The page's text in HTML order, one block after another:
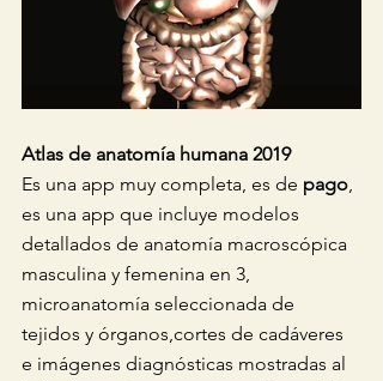
Atlas de anatomía humana 2019
Es una app muy completa, es de pago,
es una app que incluye modelos
detallados de anatomía macroscópica
masculina y femenina en 3,
microanatomía seleccionada de
tejidos y órganos,cortes de cadáveres
e imágenes diagnósticas mostradas al